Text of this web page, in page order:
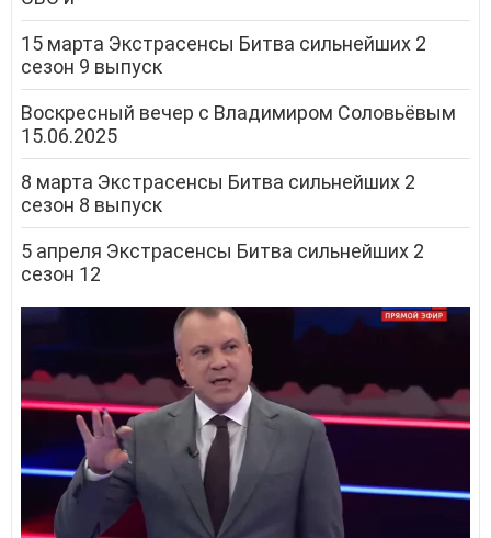
15 марта Экстрасенсы Битва сильнейших 2
сезон 9 выпуск
Воскресный вечер с Владимиром Соловьёвым
15.06.2025
8 марта Экстрасенсы Битва сильнейших 2
сезон 8 выпуск
5 апреля Экстрасенсы Битва сильнейших 2
сезон 12